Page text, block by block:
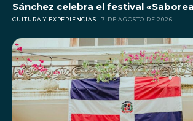
Sánchez celebra el festival
CULTURA Y EXPERIENCIAS 7 DE AGOSTO DE 2026